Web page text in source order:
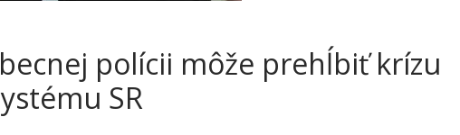
polícii môže prehĺbiť krízu
SR